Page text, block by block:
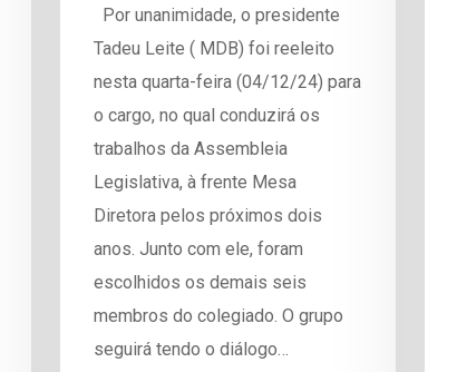
Por unanimidade, o presidente
Tadeu Leite ( MDB) foi reeleito
nesta quarta-feira (04/12/24) para
o cargo, no qual conduzirá os
trabalhos da Assembleia
Legislativa, à frente Mesa
Diretora pelos próximos dois
anos. Junto com ele, foram
escolhidos os demais seis
membros do colegiado. O grupo
seguirá tendo o diálogo…